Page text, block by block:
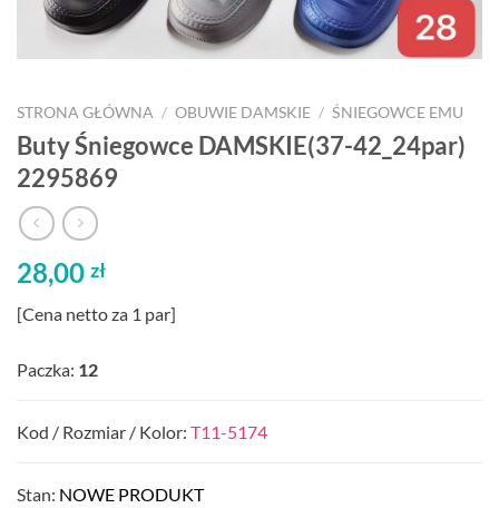
STRONA GŁÓWNA / OBUWIE DAMSKIE / ŚNIEGOWCE EMU
Buty Śniegowce DAMSKIE(37-42_24par)
2295869
28,00 zł
[Cena netto za 1 par]
Paczka: 12
Kod / Rozmiar / Kolor: T11-5174
Stan: NOWE PRODUKT